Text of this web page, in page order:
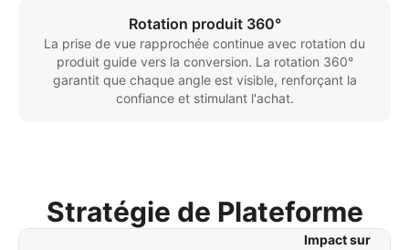
Rotation produit 360°
La prise de vue rapprochée continue avec rotation du
produit guide vers la conversion. La rotation 360°
garantit que chaque angle est visible, renforçant la
confiance et stimulant l'achat.
Stratégie de Plateforme
Impact sur